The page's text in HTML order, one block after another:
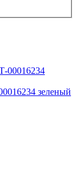
зеленый